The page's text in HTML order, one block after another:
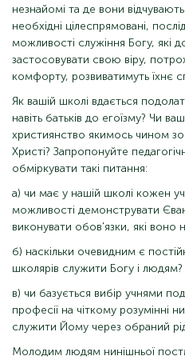
незнайомі та де вони
необхідні цілеспрямовані,
можливості служіння Богу, які
застосовувати свою віру,
комфорту, розвиватимуть їхнє
Як вашій школі вдається
навіть батьків до егоїзму? Чи
християнство якимось чином
Христі? Запропонуйте
обміркувати такі питання:
а) чи має у нашій школі кожен
можливості демонструвати
виконувати обов'язки, які воно
б) наскільки очевидним є
школярів служити Богу і людям?
в) чи базується вибір учнями
професії на чіткому розумінні
служити Йому через обраний рід
Молодим людям нинішньої